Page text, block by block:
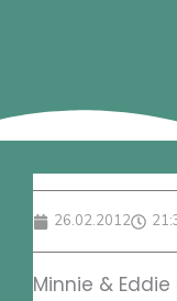
26.02.2012
Minnie &